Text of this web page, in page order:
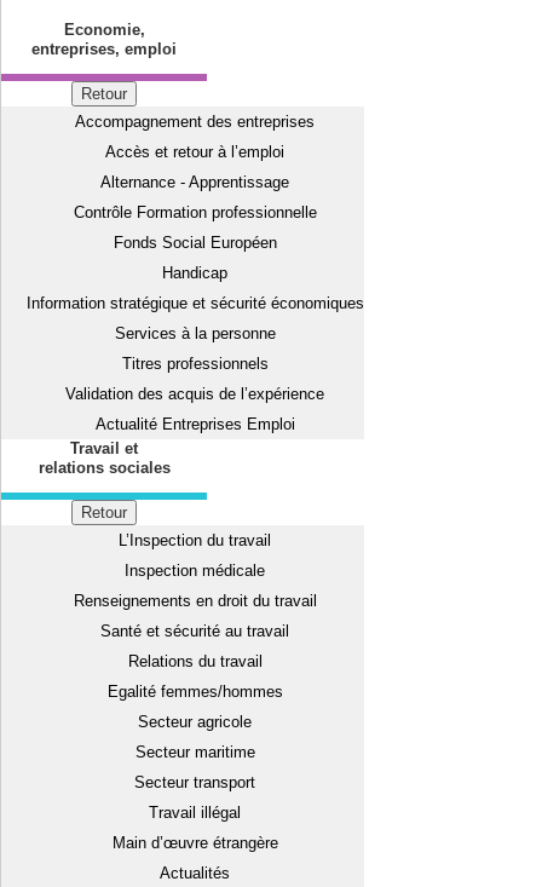
Economie,
entreprises, emploi
Retour
Accompagnement des entreprises
Accès et retour à l’emploi
Alternance - Apprentissage
Contrôle Formation professionnelle
Fonds Social Européen
Handicap
Information stratégique et sécurité économiques
Services à la personne
Titres professionnels
Validation des acquis de l’expérience
Actualité Entreprises Emploi
Travail et
relations sociales
Retour
L’Inspection du travail
Inspection médicale
Renseignements en droit du travail
Santé et sécurité au travail
Relations du travail
Egalité femmes/hommes
Secteur agricole
Secteur maritime
Secteur transport
Travail illégal
Main d’œuvre étrangère
Actualités